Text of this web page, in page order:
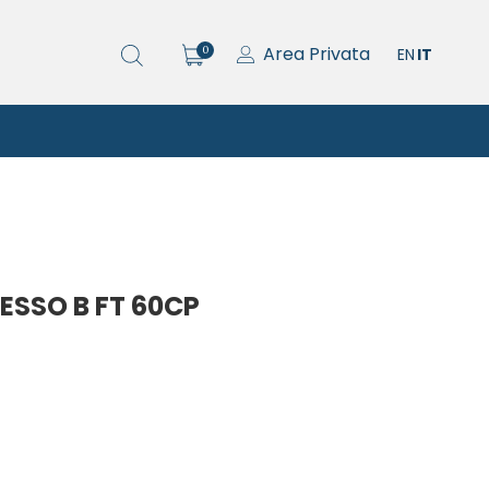
EN IT
Area Privata
0
B FT 60CP